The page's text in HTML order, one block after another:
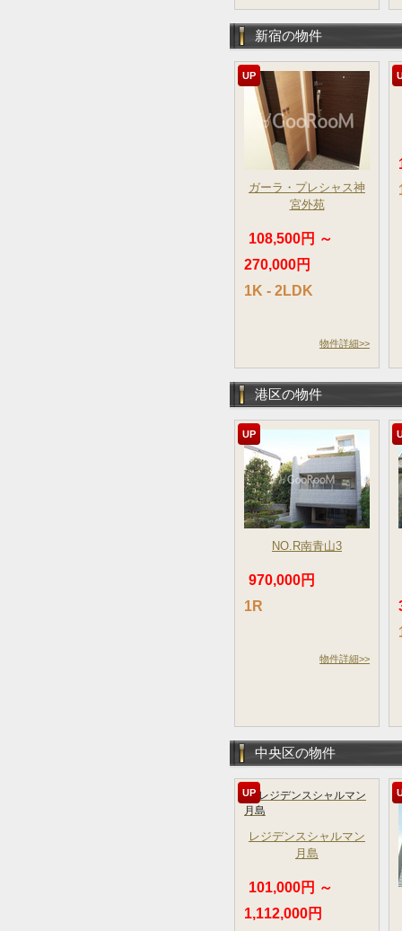
新宿の物件
UP
ガーラ・プレシャス神
宮外苑
108,500円 ～
270,000円
1K - 2LDK
物件詳細>>
港区の物件
UP
NO.R南青山3
970,000円
1R
物件詳細>>
中央区の物件
UP
レジデンスシャルマン
月島
101,000円 ～
1,112,000円